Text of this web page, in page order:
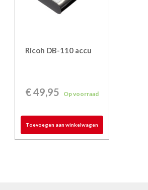
Ricoh DB-110 accu
€49,95 Op voorraad
Toevoegen aan winkelwagen